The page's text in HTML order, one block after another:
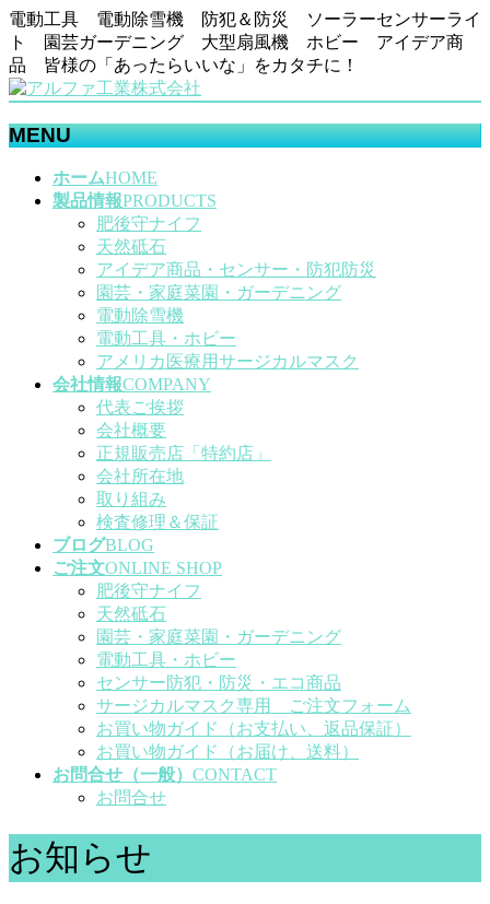
電動工具 電動除雪機 防犯＆防災 ソーラーセンサーライ
ト 園芸ガーデニング 大型扇風機 ホビー アイデア商
品 皆様の「あったらいいな」をカタチに！
MENU
ホームHOME
製品情報PRODUCTS
肥後守ナイフ
天然砥石
アイデア商品・センサー・防犯防災
園芸・家庭菜園・ガーデニング
電動除雪機
電動工具・ホビー
アメリカ医療用サージカルマスク
会社情報COMPANY
代表ご挨拶
会社概要
正規販売店「特約店」
会社所在地
取り組み
検査修理＆保証
ブログBLOG
ご注文ONLINE SHOP
肥後守ナイフ
天然砥石
園芸・家庭菜園・ガーデニング
電動工具・ホビー
センサー防犯・防災・エコ商品
サージカルマスク専用 ご注文フォーム
お買い物ガイド（お支払い、返品保証）
お買い物ガイド（お届け、送料）
お問合せ（一般） CONTACT
お問合せ
お知らせ